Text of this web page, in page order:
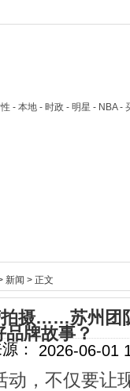
- 本地 - 时政 - 明星 - NBA
新闻 > 正文
摄……苏州团
品牌故事？
： 2026-06-01
动，不仅要让